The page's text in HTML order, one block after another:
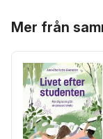
Mer från